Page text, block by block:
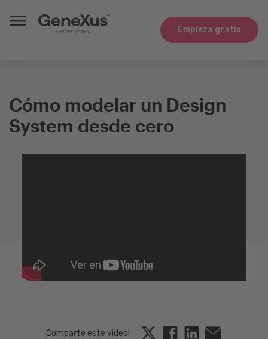
Empieza gratis
Cómo modelar un Design
System desde cero
¡Comparte este video! Twitter FacebookLinkedin